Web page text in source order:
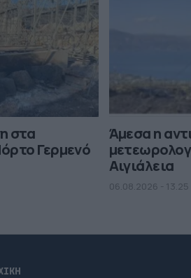
στα
Γερμενό
Άμεσα η
Αιγιάλεια
06.08.2026 - 13.25